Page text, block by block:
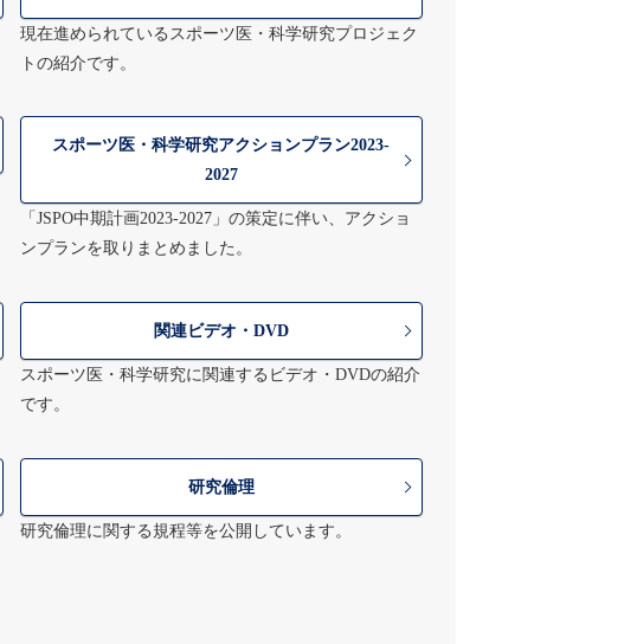
現在進められているスポーツ医・科学研究プロジェク
トの紹介です。
スポーツ医・科学研究アクションプラン2023-
2027
「JSPO中期計画2023-2027」の策定に伴い、アクショ
ンプランを取りまとめました。
関連ビデオ・DVD
スポーツ医・科学研究に関連するビデオ・DVDの紹介
です。
研究倫理
研究倫理に関する規程等を公開しています。